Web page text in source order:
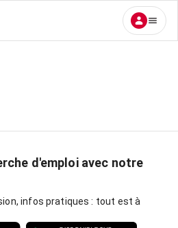
d'emploi avec notre
infos pratiques : tout est à